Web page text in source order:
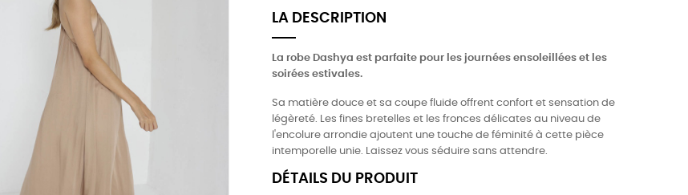
LA DESCRIPTION
La robe Dashya est parfaite pour les journées ensoleillées et les
soirées estivales.
Sa matière douce et sa coupe fluide offrent confort et sensation de
légèreté. Les fines bretelles et les fronces délicates au niveau de
l'encolure arrondie ajoutent une touche de féminité à cette pièce
intemporelle unie. Laissez vous séduire sans attendre.
DÉTAILS DU PRODUIT